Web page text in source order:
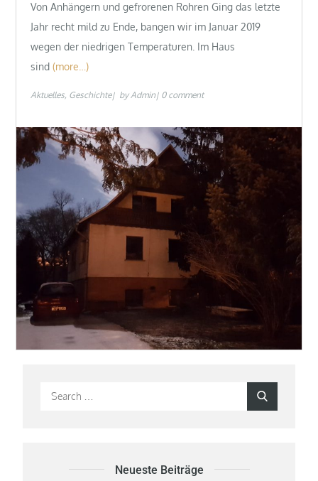
Von Anhängern und gefrorenen Rohren Ging das letzte
Jahr recht mild zu Ende, bangen wir im Januar 2019
wegen der niedrigen Temperaturen. Im Haus
sind (more…)
Aktuelles Geschichte byAdmin 0 comment
Search
Neueste Beiträge